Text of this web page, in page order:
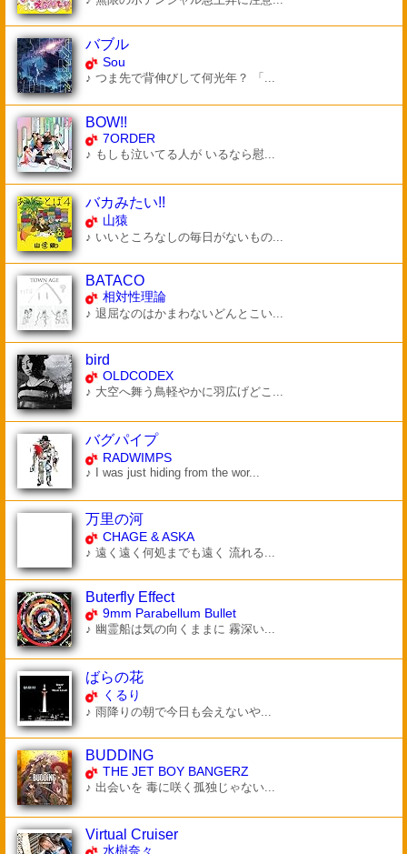
バブル
Sou
♪ つま先で背伸びして何光年？ 「...
BOW!!
7ORDER
♪ もしも泣いてる人が いるなら慰...
バカみたい!!
山猿
♪ いいところなしの毎日がないもの...
BATACO
相対性理論
♪ 退屈なのはかまわないどんとこい...
bird
OLDCODEX
♪ 大空へ舞う鳥軽やかに羽広げどこ...
バグパイプ
RADWIMPS
♪ I was just hiding from the wor...
万里の河
CHAGE & ASKA
♪ 遠く遠く何処までも遠く 流れる...
Buterfly Effect
9mm Parabellum Bullet
♪ 幽霊船は気の向くままに 霧深い...
ばらの花
くるり
♪ 雨降りの朝で今日も会えないや...
BUDDING
THE JET BOY BANGERZ
♪ 出会いを 毒に咲く孤独じゃない...
Virtual Cruiser
水樹奈々